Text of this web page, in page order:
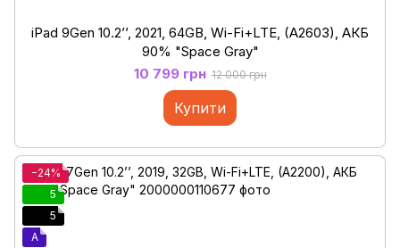
iPad 9Gen 10.2’’, 2021, 64GB, Wi-Fi+LTE, (A2603), АКБ
90% "Space Gray"
10 799 грн 12 000 грн
Купити
−24%
5
5
A